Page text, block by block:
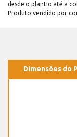
desde o plantio até a
Produto vendido por
Dimensões do